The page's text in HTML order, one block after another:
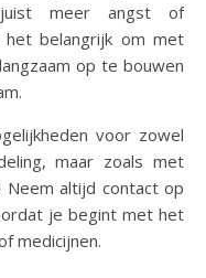
juist meer angst of
het belangrijk om met
op te bouwen
voor zowel
maar zoals met
Neem altijd contact op
je begint met het
medicijnen.